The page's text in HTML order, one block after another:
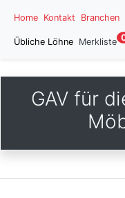
Home Kontakt Branchen
Übliche Löhne Merkliste
GAV für